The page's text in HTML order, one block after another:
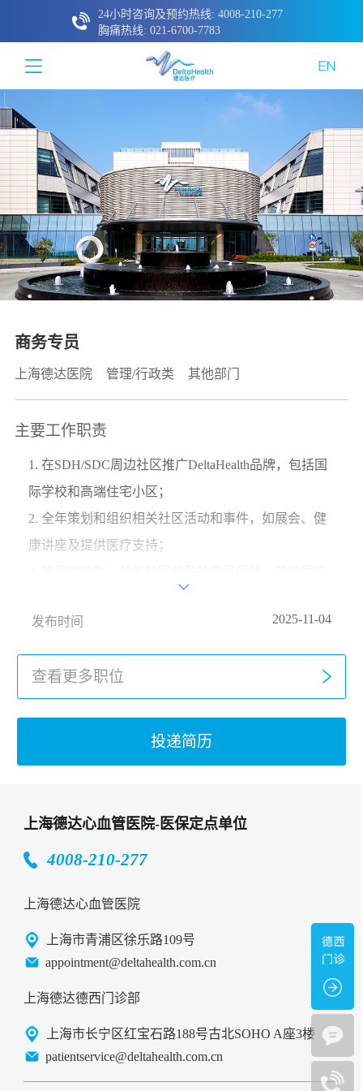
24小时咨询及预约热线: 4008-210-277
胸痛热线: 021-6700-7783
商务专员
上海德达医院 管理/行政类 其他部门
主要工作职责
1. 在SDH/SDC周边社区推广DeltaHealth品牌，包括国
际学校和高端住宅小区；
2. 全年策划和组织相关社区活动和事件，如展会、健
康讲座及提供医疗支持；
4. 设计、优化及分析调查数据；
5. 负责所有内部和外部的市场相关活动
4. 熟悉微信和其他社交媒体平台；
5. 具有较强的中英文口头和书面沟通能力，有外籍社
6. 具有出色的组织能力，能够同时管理多个任务和项
目；
7. 能够分析调查数据和市场趋势，以制定营销策略；
8. 具有成功策划和执行社区活动的能力。具有较强的

发布时间 2025-11-04
查看更多职位
投递简历
上海德达心血管医院-医保定点单位
4008-210-277
上海德达心血管医院
上海市青浦区徐乐路109号
appointment@deltahealth.com.cn
上海德达德西门诊部
上海市长宁区红宝石路188号古北SOHO A座3楼
patientservice@deltahealth.com.cn